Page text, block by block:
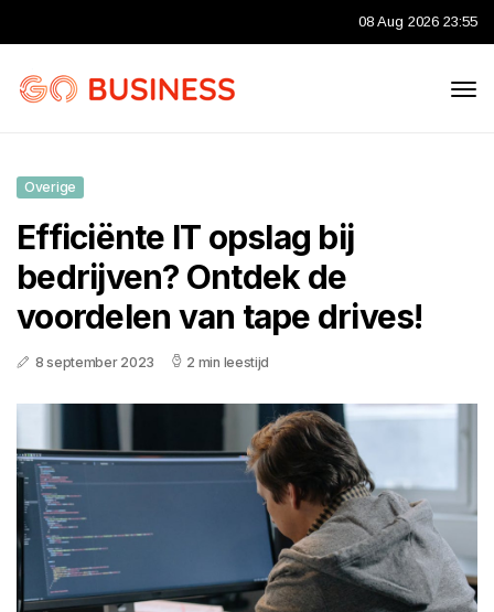
08 Aug 2026 23:55
Overige
Efficiënte IT opslag bij
bedrijven? Ontdek de
voordelen van tape drives!
8 september 2023 2 min leestijd